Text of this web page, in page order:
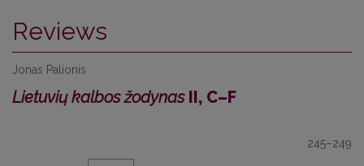
Reviews
Jonas Palionis
Lietuvių kalbos žodynasII, C–F
245–249